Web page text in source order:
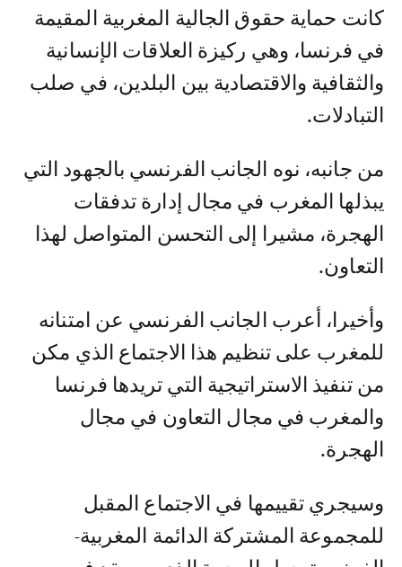
كانت حماية حقوق الجالية المغربية المقيمة
في فرنسا، وهي ركيزة العلاقات الإنسانية
والثقافية والاقتصادية بين البلدين، في صلب
التبادلات.
من جانبه، نوه الجانب الفرنسي بالجهود التي
يبذلها المغرب في مجال إدارة تدفقات
الهجرة، مشيرا إلى التحسن المتواصل لهذا
التعاون.
وأخيرا، أعرب الجانب الفرنسي عن امتنانه
للمغرب على تنظيم هذا الاجتماع الذي مكن
من تنفيذ الاستراتيجية التي تريدها فرنسا
والمغرب في مجال التعاون في مجال
الهجرة.
وسيجري تقييمها في الاجتماع المقبل
للمجموعة المشتركة الدائمة المغربية-